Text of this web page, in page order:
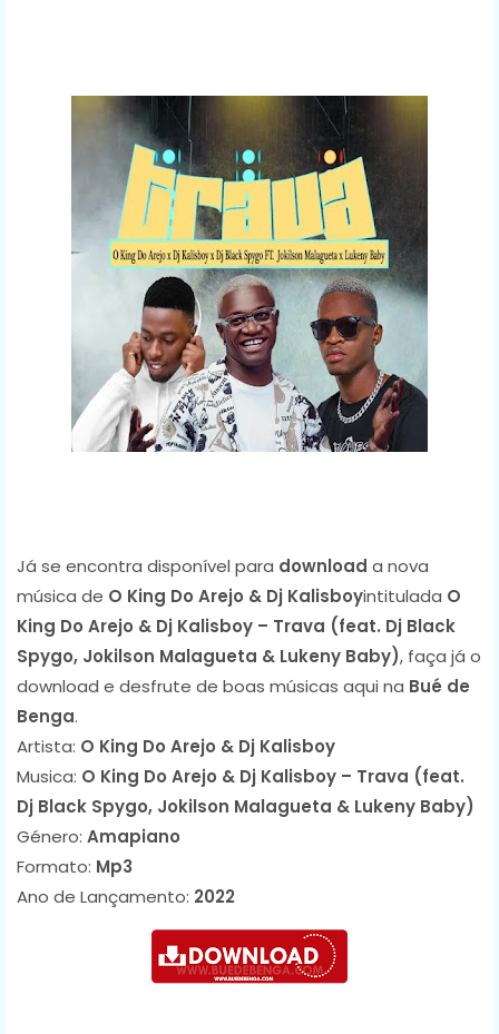
Já se encontra disponível para download a nova
música de O King Do Arejo & Dj Kalisboyintitulada O
King Do Arejo & Dj Kalisboy – Trava (feat. Dj Black
Spygo, Jokilson Malagueta & Lukeny Baby), faça já o
download e desfrute de boas músicas aqui na Bué de
Benga.
Artista: O King Do Arejo & Dj Kalisboy
Musica: O King Do Arejo & Dj Kalisboy – Trava (feat.
Dj Black Spygo, Jokilson Malagueta & Lukeny Baby)
Género: Amapiano
Formato: Mp3
Ano de Lançamento: 2022